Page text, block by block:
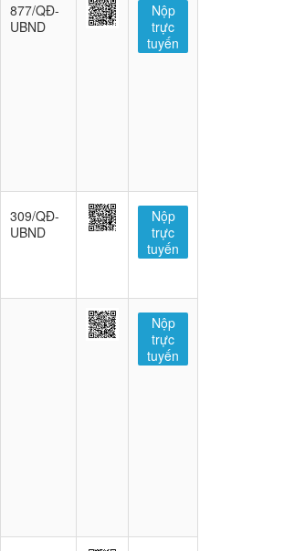
877/QĐ-
UBND
Nộp
trực
tuyến
309/QĐ-
UBND
Nộp
trực
tuyến
Nộp
trực
tuyến